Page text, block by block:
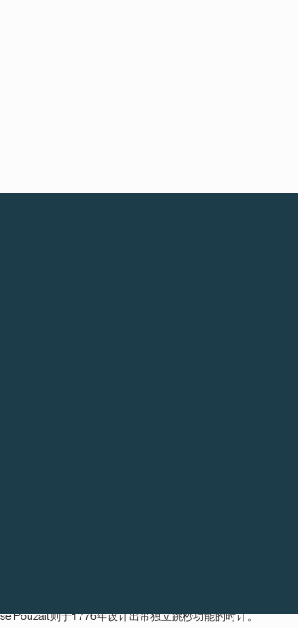
在F.P.Journe，所有装配阶段从头至尾都由经验丰富的制
表的启发，该新款机芯配备的计时码表装置通过摇晃小齿
的代表特征。透过透明蓝宝石表背，机芯上精美绝伦的表
”的机械装置，其名称“chronograph”源自希腊词语chronos
代计时码表一步一步的发明史。
。George Graham (1673-1751) 似乎是通过机械方法划分
刻度 (最小刻度为1/5秒，频率为18,000振次/小时)，它不
Pouzait则于1776年设计出带独立跳秒功能的时计。